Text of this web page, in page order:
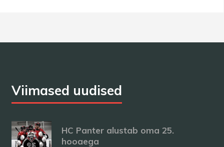
Viimased uudised
HC Panter alustab oma 25.
hooaega